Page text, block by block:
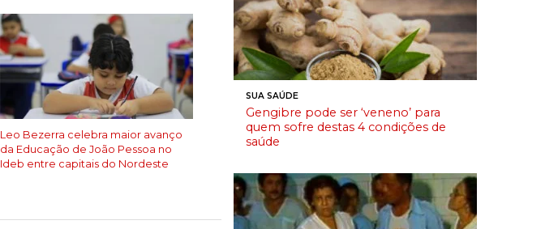
Leo Bezerra celebra maior avanço
da Educação de João Pessoa no
Ideb entre capitais do Nordeste
SUA SAÚDE
Gengibre pode ser ‘veneno’ para
quem sofre destas 4 condições de
saúde